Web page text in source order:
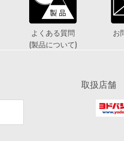
よくある質問
(製品について)
お
取扱店舗